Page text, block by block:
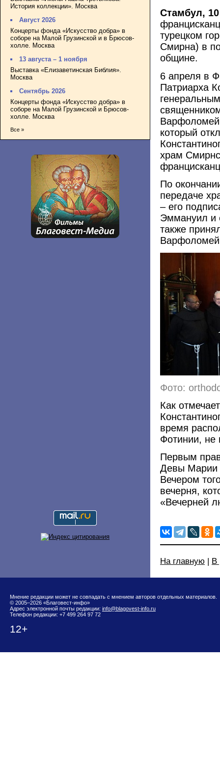
История коллекции». Москва
Август 2026
Концерты фонда «Искусство добра» в
соборе на Малой Грузинской и в Брюсов-
холле. Москва
13 августа – 1 ноября
Выставка «Елизаветинская Библия».
Москва
Сентябрь 2026
Концерты фонда «Искусство добра» в
соборе на Малой Грузинской и Брюсов-
холле. Москва
Все »
Стамбул,
турецком
Смирна) в
общине.
6 апреля в
Патриарха
Варфоломей
который
храм
По
передаче
– его
Эммануил и
также
Фото:
Как
время
Фотинии,
Первым
Девы Марии
Вечером
вечерня,
«Вечерней
На главную | В
Мнение редакции может не совпадать с мнением авторов отдельных материалов.
© 2005–2026 «Благовест-инфо»
Адрес электронной почты редакции: info@blagovest-info.ru
Телефон редакции: +7 499 264 97 72
12+